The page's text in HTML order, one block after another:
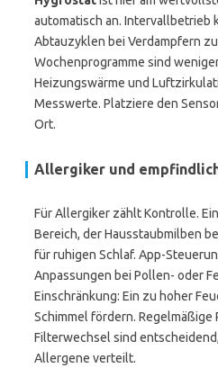
automatisch an. Intervallbetrieb
Abtauzyklen bei Verdampfern
Wochenprogramme sind
Heizungswärme und
Messwerte. Platziere den
Ort.
Allergiker und
Für Allergiker zählt Kontrolle.
Bereich, der Hausstaubmilben
für ruhigen Schlaf. App-
Anpassungen bei Pollen- oder
Einschränkung: Ein zu hoher
Schimmel fördern. Regelmäßige
Filterwechsel sind
Allergene verteilt.